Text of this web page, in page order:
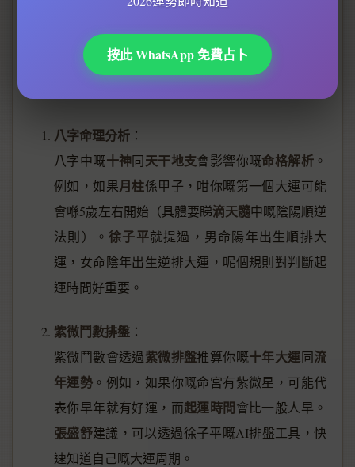
精確推算。
八字命理分析 ：
八字中嘅十神同天干地支會影響你嘅命格解析 。
例如，如果月柱係甲子，咁你嘅第一個大運可能
會喺5歲左右開始（具體要睇滴天髓中嘅陰陽順逆
法則）。徐子平就提過，男命陽年出生順排大
運，女命陰年出生逆排大運，呢個規則對判斷起
運時間好重要。
紫微鬥數排盤 ：
紫微鬥數會透過紫微排盤推算你嘅十年大運同流
年運勢 。例如，如果你嘅命宮有紫微星，可能代
表你早年就有好運，而起運時間會比一般人早。
張盛舒建議，可以透過徐子平嘅AI排盤工具，快
速知道自己嘅大運周期。
按此 WhatsApp 免費占卜